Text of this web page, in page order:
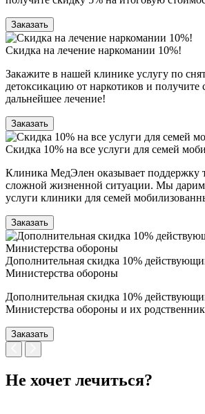
Заказать
Скидка на лечение наркомании 10%!
Закажите в нашей клинике услугу по
детоксикацию от наркотиков и получите
дальнейшее лечение!
Заказать
Скидка 10% на все услуги для семей
Клиника МедЭлен оказывает поддержку
сложной жизненной ситуации. Мы дарим
услуги клиники для семей
Заказать
Дополнительная скидка 10%
Министерства обороны
Дополнительная скидка 10%
Министерства обороны и их
Заказать
Не хочет лечиться?